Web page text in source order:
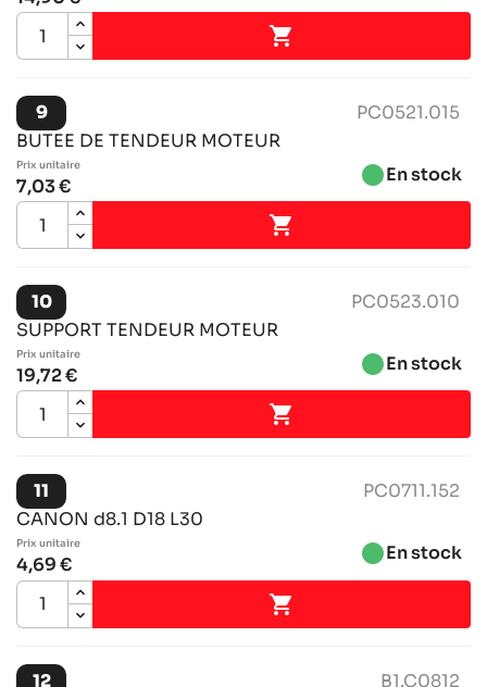

9
PC0521.015
BUTEE DE TENDEUR MOTEUR
Prix ​​unitaire
7,03 € brightness_1En stock

10
PC0523.010
SUPPORT TENDEUR MOTEUR
Prix ​​unitaire
19,72 € brightness_1En stock

11
PC0711.152
CANON d8.1 D18 L30
Prix ​​unitaire
4,69 € brightness_1En stock

12 B1.C0812